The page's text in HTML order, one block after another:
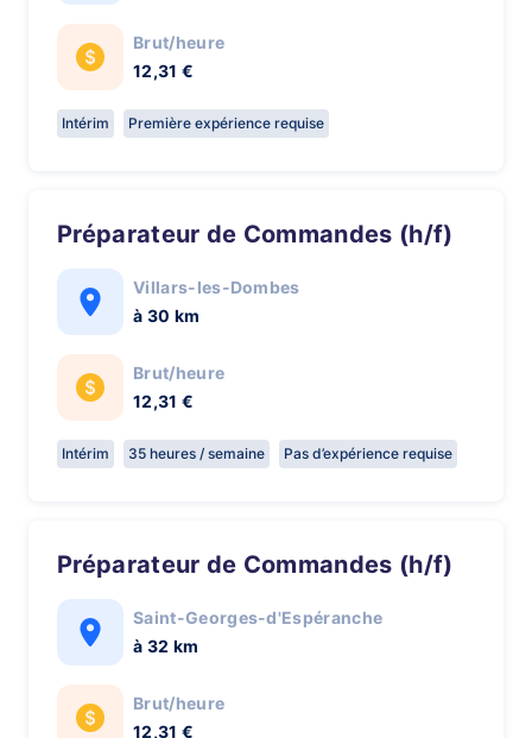
Brut/heure
12,31 €
Intérim Première expérience requise
Préparateur de Commandes (h/f)
Villars-les-Dombes
à 30 km
Brut/heure
12,31 €
Intérim 35 heures / semaine Pas d’expérience requise
Préparateur de Commandes (h/f)
Saint-Georges-d'Espéranche
à 32 km
Brut/heure
12,31 €